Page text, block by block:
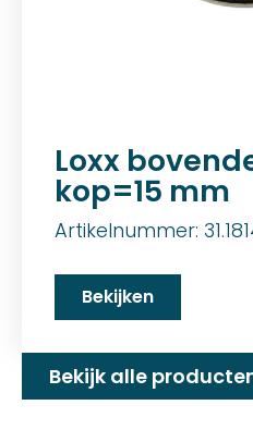
Loxx
kop=15 mm
Artikelnummer:
Bekijken
Bekijk alle